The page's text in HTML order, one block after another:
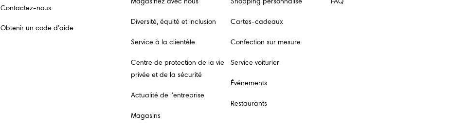
Contactez-nous
Obtenir un code d’aide
Diversité, équité et inclusion
Service à la clientèle
Centre de protection de la vie
privée et de la sécurité
Actualité de l’entreprise
Magasins
Cartes-cadeaux
Confection sur mesure
Service voiturier
Événements
Restaurants